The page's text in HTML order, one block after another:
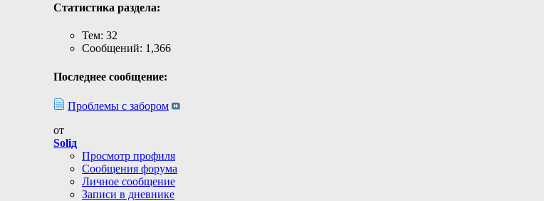
Статистика раздела:
Тем: 32
Сообщений: 1,366
Последнее сообщение:
Проблемы с забором
от
Soliд
Просмотр профиля
Сообщения форума
Личное сообщение
Записи в дневнике